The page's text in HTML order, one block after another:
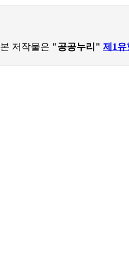
본 저작물은 "공공누리" 제1